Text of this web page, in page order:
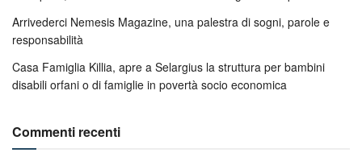
Arrivederci Nemesis Magazine, una palestra di sogni, parole e
responsabilità
Casa Famiglia Killia, apre a Selargius la struttura per bambini
disabili orfani o di famiglie in povertà socio economica
Commenti recenti